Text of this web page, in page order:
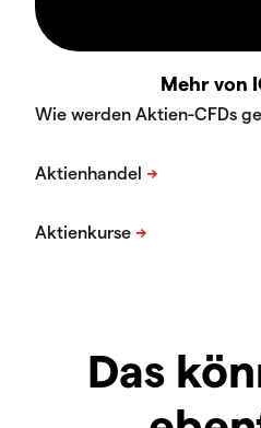
Mehr von
Das